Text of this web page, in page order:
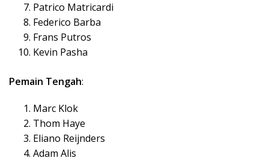
Patrico Matricardi
Federico Barba
Frans Putros
Kevin Pasha
Pemain Tengah:
Marc Klok
Thom Haye
Eliano Reijnders
Adam Alis